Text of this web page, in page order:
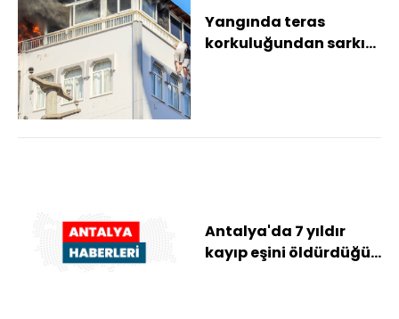
Yangında teras
korkuluğundan sarkıp,
Antalya'da 7 yıldır
kayıp eşini öldürdüğü